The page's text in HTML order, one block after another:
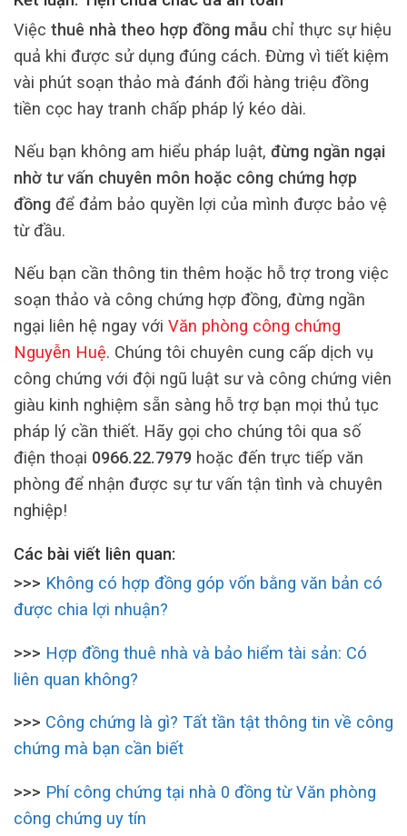
Việc thuê nhà theo hợp đồng mẫu chỉ thực sự hiệu
quả khi được sử dụng đúng cách. Đừng vì tiết kiệm
vài phút soạn thảo mà đánh đổi hàng triệu đồng
tiền cọc hay tranh chấp pháp lý kéo dài.
Nếu bạn không am hiểu pháp luật, đừng ngần ngại
nhờ tư vấn chuyên môn hoặc công chứng hợp
đồng để đảm bảo quyền lợi của mình được bảo vệ
từ đầu.
Nếu bạn cần thông tin thêm hoặc hỗ trợ trong việc
soạn thảo và công chứng hợp đồng, đừng ngần
ngại liên hệ ngay với Văn phòng công chứng
Nguyễn Huệ. Chúng tôi chuyên cung cấp dịch vụ
công chứng với đội ngũ luật sư và công chứng viên
giàu kinh nghiệm sẵn sàng hỗ trợ bạn mọi thủ tục
pháp lý cần thiết. Hãy gọi cho chúng tôi qua số
điện thoại 0966.22.7979 hoặc đến trực tiếp văn
phòng để nhận được sự tư vấn tận tình và chuyên
nghiệp!
Các bài viết liên quan:
>>> Không có hợp đồng góp vốn bằng văn bản có
được chia lợi nhuận?
>>> Hợp đồng thuê nhà và bảo hiểm tài sản: Có
liên quan không?
>>> Công chứng là gì? Tất tần tật thông tin về công
chứng mà bạn cần biết
>>> Phí công chứng tại nhà 0 đồng từ Văn phòng
công chứng uy tín